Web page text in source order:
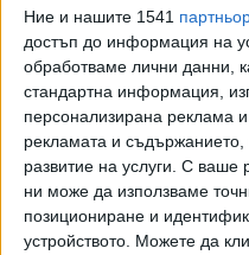
Ние и нашите 1541
достъп до информация на
обработваме лични данни,
стандартна информация,
персонализирана реклама
рекламата и съдържанието,
развитие на услуги. С ваше
ни може да използваме
позициониране и
устройството. Можете да
На практика в
дали българският закон
обвързва развитието на
престъплението,
на рамково решение на
съдът в Люксембург
уредба на държава
юрисдикция постановява
придобито имущество